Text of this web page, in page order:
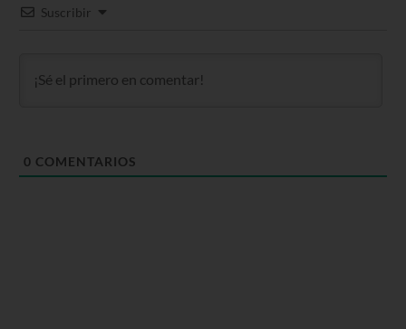
Suscribir
0 COMENTARIOS